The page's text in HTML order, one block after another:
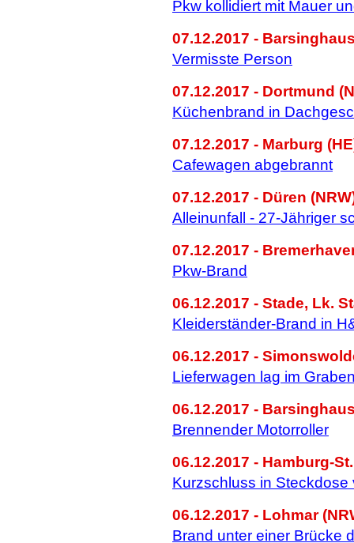
Pkw kollidiert mit Mauer
07.12.2017 -
Vermisste Person
07.12.2017 - Dortmund
Küchenbrand in
07.12.2017 - Marburg
Cafewagen abgebrannt
07.12.2017 - Düren
Alleinunfall - 27-Jähriger
07.12.2017 -
Pkw-Brand
06.12.2017 - Stade, Lk.
Kleiderständer-Brand in
06.12.2017 -
Lieferwagen lag im
06.12.2017 -
Brennender Motorroller
06.12.2017 - Hamburg-
Kurzschluss in
06.12.2017 - Lohmar
Brand unter einer Brücke